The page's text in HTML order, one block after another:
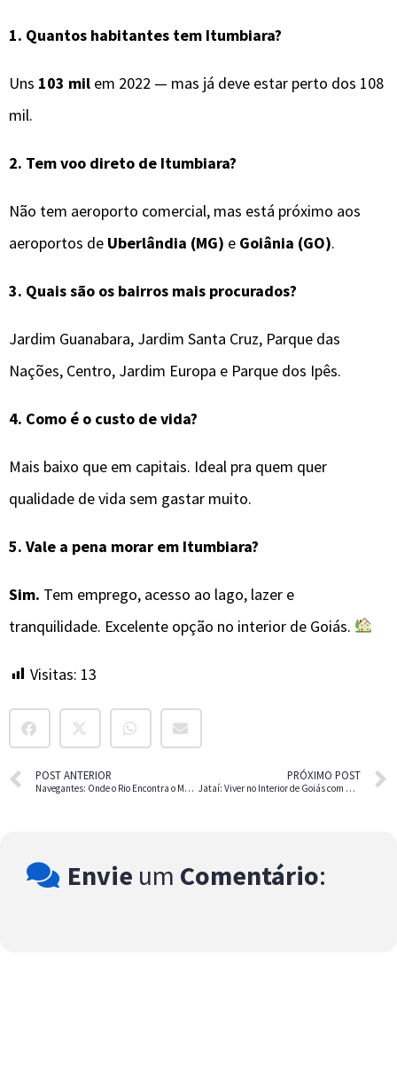
1. Quantos habitantes tem Itumbiara?
Uns 103 mil em 2022 — mas já deve estar perto dos 108
mil.
2. Tem voo direto de Itumbiara?
Não tem aeroporto comercial, mas está próximo aos
aeroportos de Uberlândia (MG) e Goiânia (GO).
3. Quais são os bairros mais procurados?
Jardim Guanabara, Jardim Santa Cruz, Parque das
Nações, Centro, Jardim Europa e Parque dos Ipês.
4. Como é o custo de vida?
Mais baixo que em capitais. Ideal pra quem quer
qualidade de vida sem gastar muito.
5. Vale a pena morar em Itumbiara?
Sim. Tem emprego, acesso ao lago, lazer e
tranquilidade. Excelente opção no interior de Goiás.
Visitas: 13
POST ANTERIOR
Navegantes: Onde o Rio Encontra o Mar em Santa Catarina
PRÓXIMO POST
Jataí: Viver no Interior de Goiás com Qualidade de Vida
Envie um Comentário: